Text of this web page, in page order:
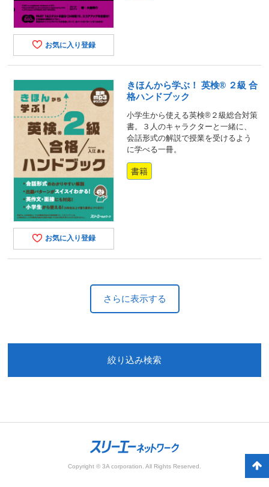
お気に入り登録
お気に入り登録
きほんから学ぶ！ 英検® ２級 合
格ハンドブック
小学生から使える英検®２級総合対策
書。３人のキャラクターと一緒に、
会話形式の解説で授業を受けるよう
に学べる一冊。
書籍
さらに表示する
絞り込み検索
Copyright © 3A corporation. All Rights Reserved.